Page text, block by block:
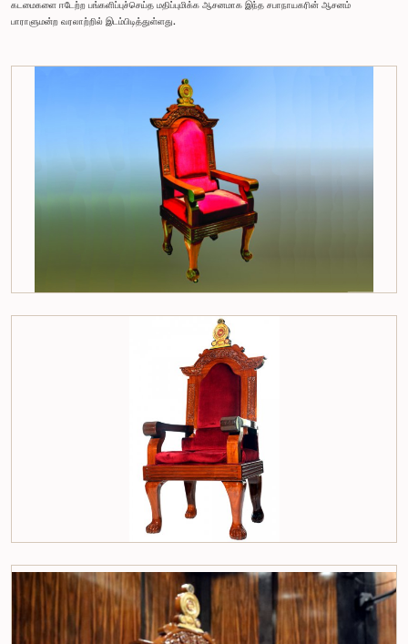
கடமைகளை ஈடேற்ற பங்களிப்புச்செய்த மதிப்புமிக்க ஆசனமாக இந்த சபாநாயகரின் ஆசனம்
பாராளுமன்ற வரலாற்றில் இடம்பிடித்துள்ளது.